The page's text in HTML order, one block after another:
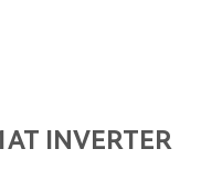
INVERTER